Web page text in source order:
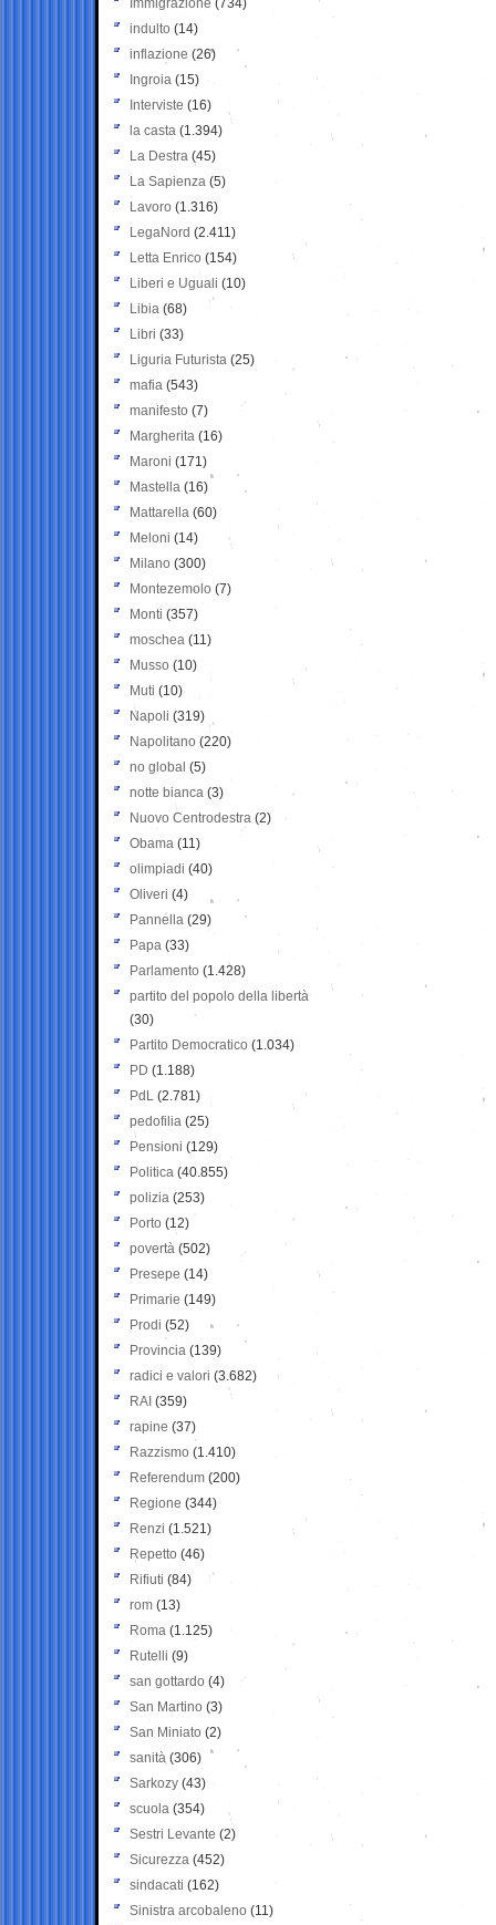
Immigrazione (734)
indulto (14)
inflazione (26)
Ingroia (15)
Interviste (16)
la casta (1.394)
La Destra (45)
La Sapienza (5)
Lavoro (1.316)
LegaNord (2.411)
Letta Enrico (154)
Liberi e Uguali (10)
Libia (68)
Libri (33)
Liguria Futurista (25)
mafia (543)
manifesto (7)
Margherita (16)
Maroni (171)
Mastella (16)
Mattarella (60)
Meloni (14)
Milano (300)
Montezemolo (7)
Monti (357)
moschea (11)
Musso (10)
Muti (10)
Napoli (319)
Napolitano (220)
no global (5)
notte bianca (3)
Nuovo Centrodestra (2)
Obama (11)
olimpiadi (40)
Oliveri (4)
Pannella (29)
Papa (33)
Parlamento (1.428)
partito del popolo della libertà
(30)
Partito Democratico (1.034)
PD (1.188)
PdL (2.781)
pedofilia (25)
Pensioni (129)
Politica (40.855)
polizia (253)
Porto (12)
povertà (502)
Presepe (14)
Primarie (149)
Prodi (52)
Provincia (139)
radici e valori (3.682)
RAI (359)
rapine (37)
Razzismo (1.410)
Referendum (200)
Regione (344)
Renzi (1.521)
Repetto (46)
Rifiuti (84)
rom (13)
Roma (1.125)
Rutelli (9)
san gottardo (4)
San Martino (3)
San Miniato (2)
sanità (306)
Sarkozy (43)
scuola (354)
Sestri Levante (2)
Sicurezza (452)
sindacati (162)
Sinistra arcobaleno (11)